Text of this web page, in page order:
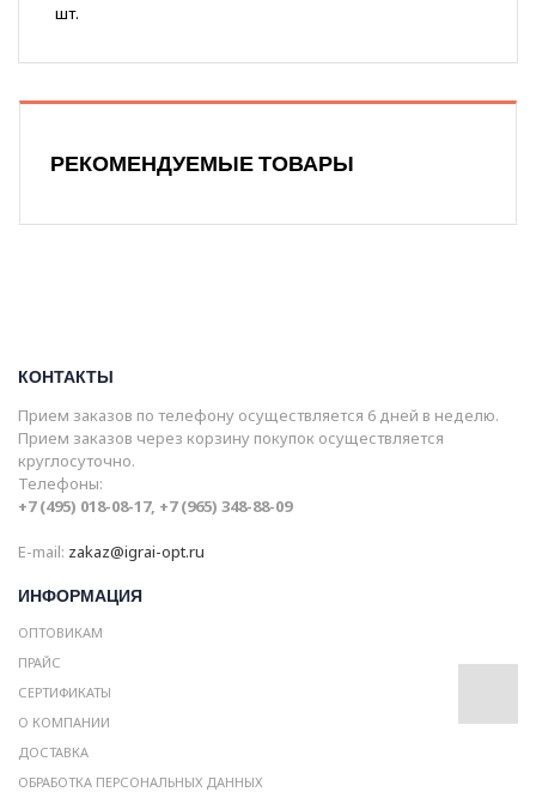
шт.
РЕКОМЕНДУЕМЫЕ ТОВАРЫ
КОНТАКТЫ
Прием заказов по телефону осуществляется 6 дней в неделю.
Прием заказов через корзину покупок осуществляется
круглосуточно.
Телефоны:
+7 (495) 018-08-17, +7 (965) 348-88-09
E-mail: zakaz@igrai-opt.ru
ИНФОРМАЦИЯ
ОПТОВИКАМ
ПРАЙС
СЕРТИФИКАТЫ
О КОМПАНИИ
ДОСТАВКА
ОБРАБОТКА ПЕРСОНАЛЬНЫХ ДАННЫХ